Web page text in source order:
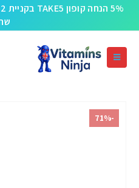
-71%